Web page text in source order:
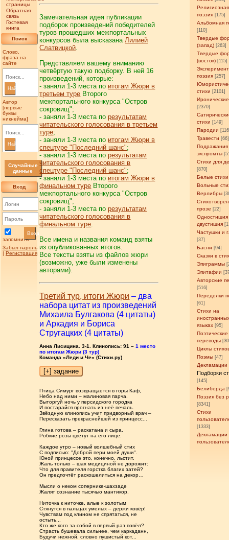
страницы
Обратная
связь
Гостевая
книга
Поиск
Слово,
фраза на
сайте
Найти
Автор
[первые
буквы
никнейма]
Найти
Случайные
данные
Вход
запомнить
Вход
Забыл пароль
| Регистрация
Религиозная
поэзия [175]
Альбомная
[110]
Твердые
(запад) [263]
Твердые
(восток) [115]
поэзия [257]
стихи [2101]
[2370]
стихи [149]
Пародии
Травести [66]
Подражания
экспромты
Стихи для
[870]
Белые стихи
Вольные
Верлибры
прозе [22]
Одностишия
двустишия
Частушки и
[37]
Басни [94]
Сказки в
Эпиграммы
Эпитафии
Авторские
[516]
Переделки
[61]
Стихи на
языках [95]
Поэтические
переводы
Циклы
Поэмы [47]
Декламации
Подборки
[145]
Белиберда
Поэзия без
[8341]
Стихи
[1333]
Декламации
Замечательная идея публикации
подборок произведений победителей
туров прошедших межпортальных
конкурсов была высказанаЛилией
Слатвицкой.
Представляем вашему вниманию
четвёртую такую подборку. В ней 16
произведений, которые:
- заняли 1-3 места по итогам Жюри в
третьем туре Второго
межпортального конкурса "Остров
сокровищ";
- заняли 1-3 места порезультатам
читательского голосования в третьем
туре;
- заняли 1-3 места по итогам Жюри в
спецтуре "Последний шанс";
- заняли 1-3 места порезультатам
читательского голосования в
спецтуре "Последний шанс";
- заняли 1-3 места по итогам Жюри в
финальном туре Второго
межпортального конкурса "Остров
сокровищ";
- заняли 1-3 места порезультатам
читательского голосования в
финальном туре.
Все имена и названия команд взяты
из опубликованных итогов.
Все тексты взяты из файлов жюри
(возможно, уже были изменены
авторами).
Третий тур, итоги Жюри – два
набора цитат из произведений
Михаила Булгакова (4 цитаты)
и Аркадия и Бориса
Стругацких (4 цитаты)
Анна Лисицина. 3-1. Клинопись: 91 –1 место
по итогам Жюри (3 тур)
Команда «Леди и Че» (Стихи.ру)
Птица Симург возвращается в горы Каф,
Небо над ними – малиновая парча.
Выторгуй ночь у персидского городка
И постарайся прогнать из неё печаль.
Звёздную клинопись учит придворный врач –
Пересказать прекраснейшей из принцесс...
Глина готова – раскатана и сыра.
Робкие розы цветут на его лице.
Каждое утро – новый волшебный стих
С подписью: "Доброй пери моей души".
Юной принцессе это, конечно, льстит.
Жаль только – шах медициной не дорожит:
Что для правителя горстка благих затей?
Он предпочтёт раскошелиться на декор…
Мысли о неком сопернике-шахзаде
Жалят сознание тысячью мантикор.
Ниточка к ниточке, алые к золотым
Стянутся в пальцах умелых – держи ковёр!
Чувствам под клином не спрятаться, не
остыть...
Кто же кого за собой в первый раз повёл?
Страсть бушевала сильнее, чем каркаданн,
Будучи нежной, словно пушистый кот...